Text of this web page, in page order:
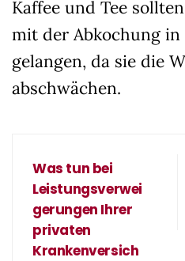
Kaffee und Tee
mit der Abkochung in
gelangen, da sie die
abschwächen.
Was tun bei
Leistungsverwei
gerungen Ihrer
privaten
Krankenversich